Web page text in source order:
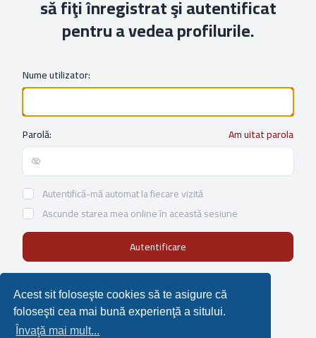
Acest sit foloseşte cookies să te asigure că
foloseşti cea mai bună experienţă a sitului.
Învaţă mai mult...
să fiţi înregistrat şi autentificat
pentru a vedea profilurile.
Nume utilizator:
Parolă: Am uitat parola
Show/hide password
Autentifică-mă automat la fiecare vizită
Ascunde starea mea online în această sesiune
Not a member?Înregistrare